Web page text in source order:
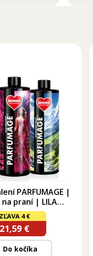
PARFUMAGE |
praní | LILA
MOUNTAIN SPIRIT
| 500 ml × 3
ZĽAVA 4 €
21,59 €
Do kočíka